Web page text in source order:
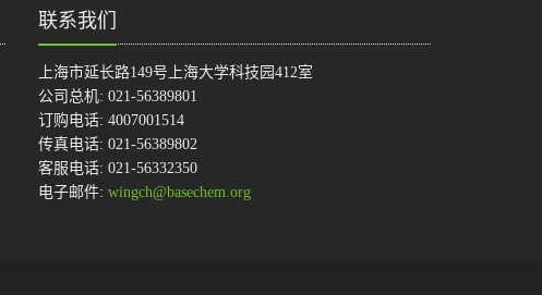
联系我们
上海市延长路149号上海大学科技园412室
公司总机: 021-56389801
订购电话: 4007001514
传真电话: 021-56389802
客服电话: 021-56332350
电子邮件: wingch@basechem.org